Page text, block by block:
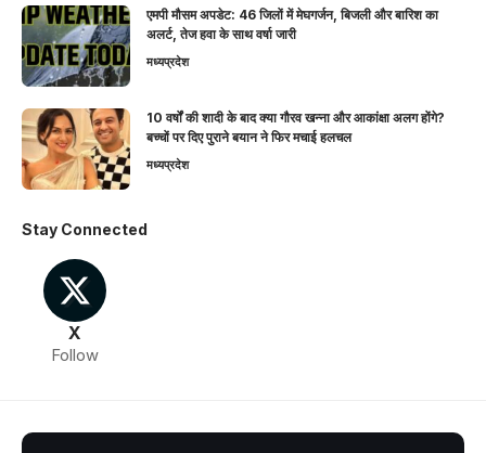
एमपी मौसम अपडेट: 46 जिलों में मेघगर्जन, बिजली और बारिश का
अलर्ट, तेज हवा के साथ वर्षा जारी
मध्यप्रदेश
10 वर्षों की शादी के बाद क्या गौरव खन्ना और आकांक्षा अलग होंगे?
बच्चों पर दिए पुराने बयान ने फिर मचाई हलचल
मध्यप्रदेश
Stay Connected
X
Follow